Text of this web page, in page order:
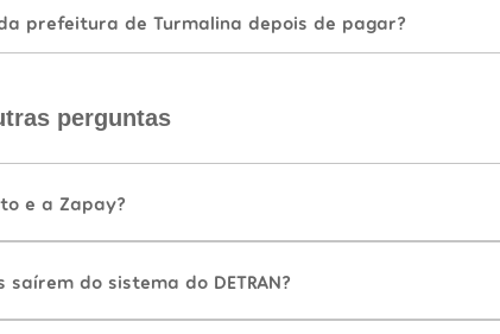
prefeitura de Turmalina depois de pagar?
perguntas
e a Zapay?
do sistema do DETRAN?